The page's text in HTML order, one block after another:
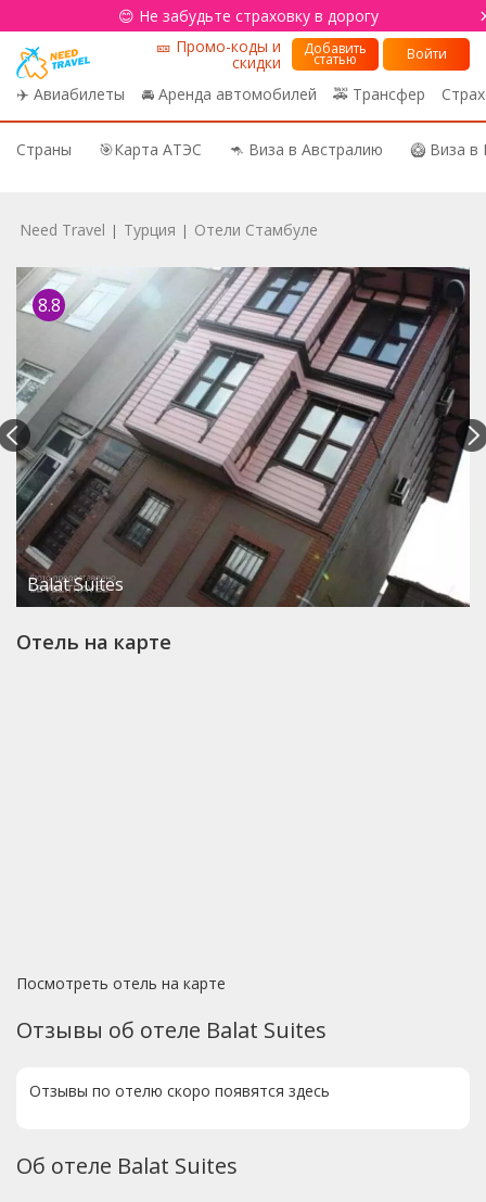
😊 Не забудьте страховку в дорогу
✈️ Авиабилеты 🚘 Аренда автомобилей 🚕 Трансфер
🎫 Промо-коды и
скидки
Добавить
статью Войти
Страны 🎯Карта АТЭС 🦘 Виза в Австралию 🥝 Виза
Need Travel | Турция | Отели Стамбуле
8.8
Balat Suites
Отель на карте
Посмотреть отель на карте
Отзывы об отеле Balat Suites
Отзывы по отелю скоро появятся здесь
Об отеле Balat Suites